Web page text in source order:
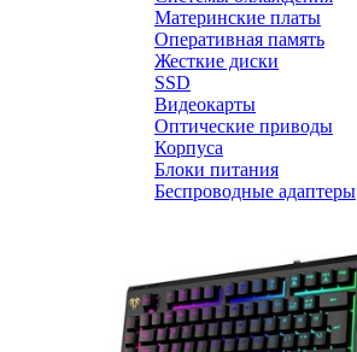
Материнские платы
Оперативная память
Жесткие диски
SSD
Видеокарты
Оптические приводы
Корпуса
Блоки питания
Беспроводные адаптеры